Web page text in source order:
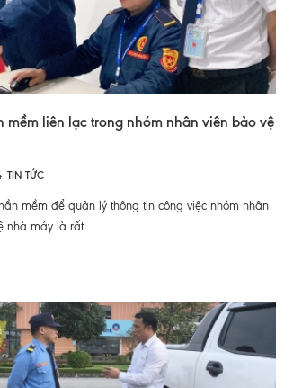
mềm liên lạc trong nhóm nhân viên bảo vệ
TIN TỨC
mềm để quản lý thông tin công việc nhóm nhân
nhà máy là rất ...